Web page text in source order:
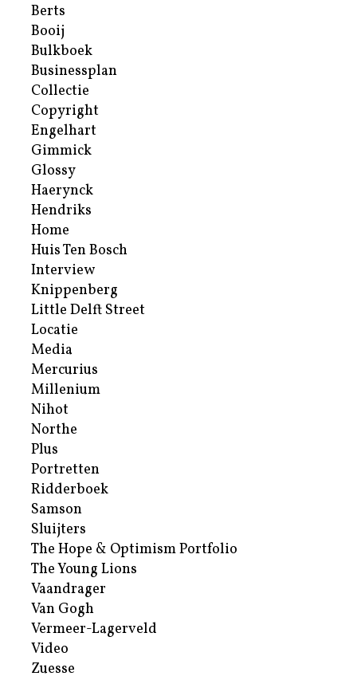
Berts
Booij
Bulkboek
Businessplan
Collectie
Copyright
Engelhart
Gimmick
Glossy
Haerynck
Hendriks
Home
Huis Ten Bosch
Interview
Knippenberg
Little Delft Street
Locatie
Media
Mercurius
Millenium
Nihot
Northe
Plus
Portretten
Ridderboek
Samson
Sluijters
The Hope & Optimism Portfolio
The Young Lions
Vaandrager
Van Gogh
Vermeer-Lagerveld
Video
Zuesse